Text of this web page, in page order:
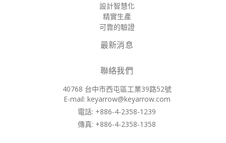
設計智慧化
精實生產
可靠的驗證
最新消息
聯絡我們
40768 台中市西屯區工業39路52號
E-mail: keyarrow@keyarrow.com
電話: +886-4-2358-1239
傳真: +886-4-2358-1358